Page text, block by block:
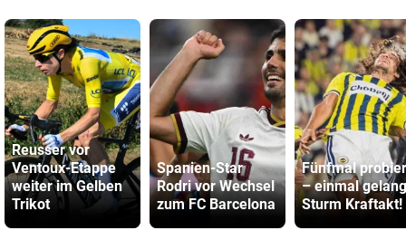
Reusser vor
Ventoux-Etappe
weiter im Gelben
Trikot
Spanien-Star
Rodri vor Wechsel
zum FC Barcelona
Fünfmal
– einmal gelang
Sturm Kraftakt!